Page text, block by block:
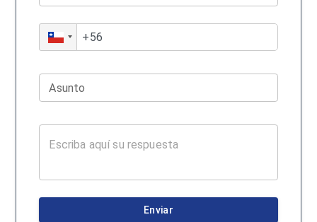
Asunto
Enviar